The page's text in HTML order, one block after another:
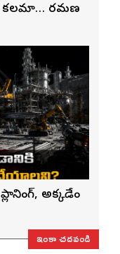
కలమా… రమణ
అక్కడేం
ఇంకా చదవండి